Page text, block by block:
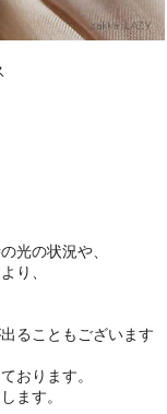
光の状況や、
り、
ることもございます
おります。
ます。